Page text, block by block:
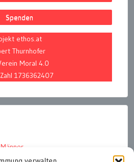
Spenden
ethos.at
Thurnhofer
Moral 4.0
1736362407